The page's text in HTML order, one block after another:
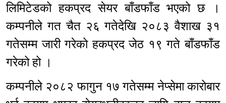
लिमिटेडको हकप्रद सेयर बाँडफाँड भएको छ ।
कम्पनीले गत चैत २६ गतेदेखि २०८३ वैशाख ३१
गतेसम्म जारी गरेको हकप्रद जेठ १९ गते बाँडफाँड
गरेको हो ।
कम्पनीले २०८२ फागुन १७ गतेसम्म नेप्सेमा कारोबार